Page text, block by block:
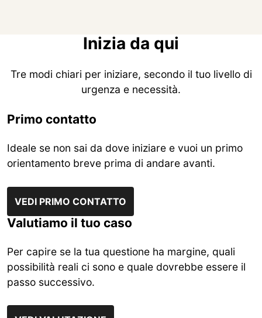
Inizia da qui
Tre modi chiari per iniziare, secondo il tuo livello di
urgenza e necessità.
Primo contatto
Ideale se non sai da dove iniziare e vuoi un primo
orientamento breve prima di andare avanti.
VEDI PRIMO CONTATTO
Valutiamo il tuo caso
Per capire se la tua questione ha margine, quali
possibilità reali ci sono e quale dovrebbe essere il
passo successivo.